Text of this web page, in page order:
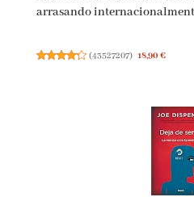
arrasando
(43527207) 18,90 €